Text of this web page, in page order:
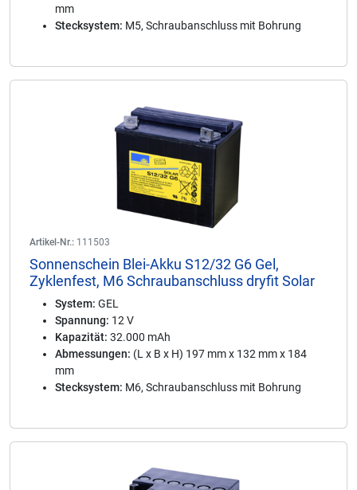
mm
Stecksystem: M5, Schraubanschluss mit Bohrung
Artikel-Nr.: 111503
Sonnenschein Blei-Akku S12/32 G6 Gel,
Zyklenfest, M6 Schraubanschluss dryfit Solar
System: GEL
Spannung: 12 V
Kapazität: 32.000 mAh
Abmessungen: (L x B x H) 197 mm x 132 mm x 184
mm
Stecksystem: M6, Schraubanschluss mit Bohrung